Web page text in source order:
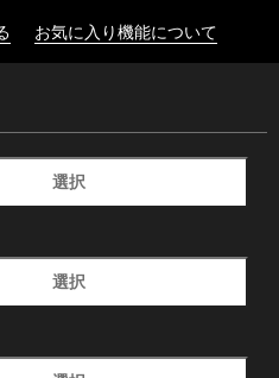
お気に入り機能について
選択
選択